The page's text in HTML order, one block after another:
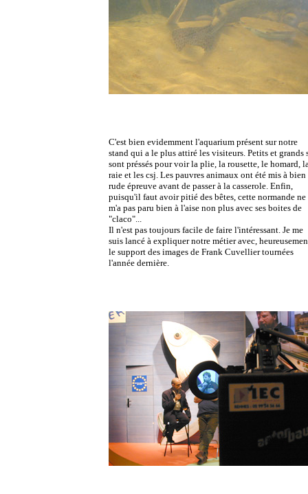
C'est bien evidemment l'aquarium présent sur notre
stand qui a le plus attiré les visiteurs. Petits et grands
sont préssés pour voir la plie, la rousette, le homard,
raie et les csj. Les pauvres animaux ont été mis à bien
rude épreuve avant de passer à la casserole. Enfin,
puisqu'il faut avoir pitié des bêtes, cette normande ne
m'a pas paru bien à l'aise non plus avec ses boites de
"claco"...
Il n'est pas toujours facile de faire l'intéressant. Je me
suis lancé à expliquer notre métier avec,
le support des images de Frank Cuvellier tournées
l'année dernière.